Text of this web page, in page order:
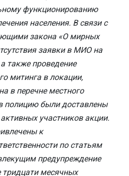
функционированию
населения. В связи с
закона «О мирных
заявки в МИО на
также проведение
митинга в локации,
в перечне местного
полицию были доставлены
участников акции.
к
по статьям
предупреждение
месячных